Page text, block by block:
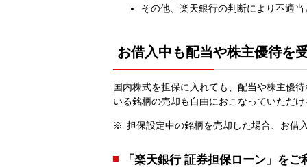
その他、楽天銀行の判断により不適
お借入中も配当や株主優待を
国内株式を担保に入れても、配当や株主優
いる銘柄の売却も自由におこなっていただ
担保設定中の銘柄を売却した場合、お借
「楽天銀行 証券担保ローン」を